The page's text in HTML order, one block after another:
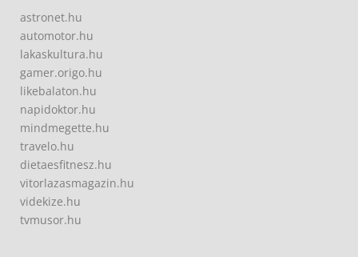
astronet.hu
automotor.hu
lakaskultura.hu
gamer.origo.hu
likebalaton.hu
napidoktor.hu
mindmegette.hu
travelo.hu
dietaesfitnesz.hu
vitorlazasmagazin.hu
videkize.hu
tvmusor.hu